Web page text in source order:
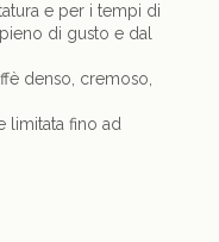
e per i tempi di
di gusto e dal
denso, cremoso,
limitata fino ad